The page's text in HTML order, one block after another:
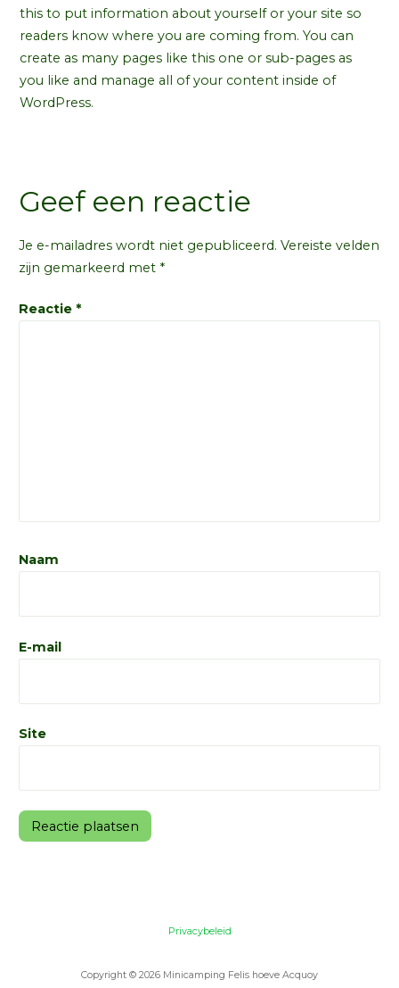
this to put information about yourself or your site so
readers know where you are coming from. You can
create as many pages like this one or sub-pages as
you like and manage all of your content inside of
WordPress.
Geef een reactie
Je e-mailadres wordt niet gepubliceerd. Vereiste velden
zijn gemarkeerd met *
Reactie *
Naam
E-mail
Site
Privacybeleid
Copyright © 2026 Minicamping Felis hoeve Acquoy